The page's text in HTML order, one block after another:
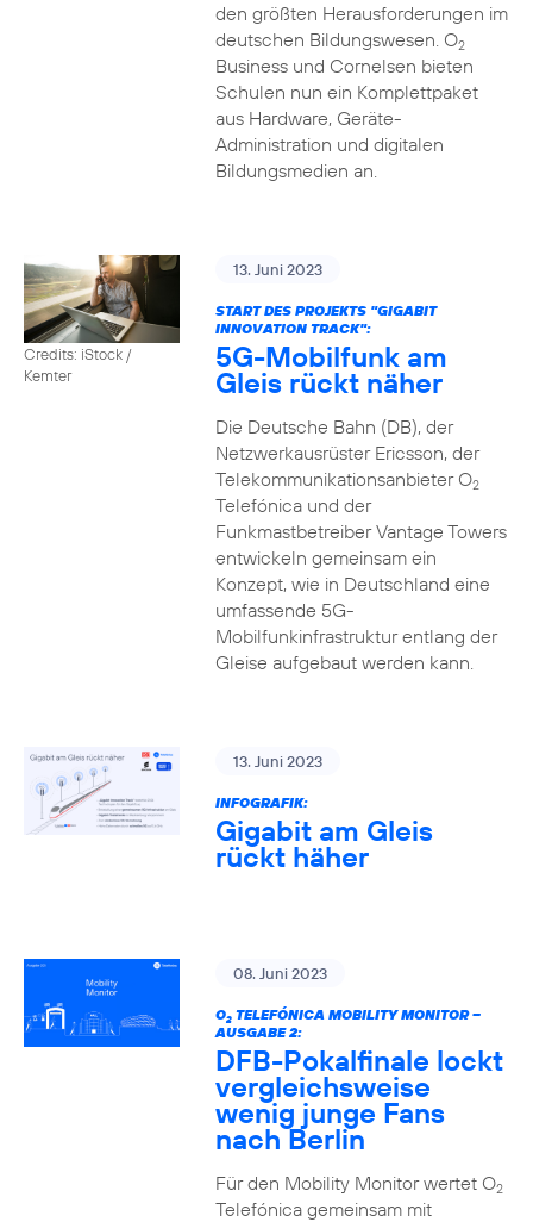
den größten Herausforderungen im
deutschen Bildungswesen. O2
Business und Cornelsen bieten
Schulen nun ein Komplettpaket
aus Hardware, Geräte-
Administration und digitalen
Bildungsmedien an.
Credits: iStock /
Kemter
13. Juni 2023
START DES PROJEKTS "GIGABIT
INNOVATION TRACK":
5G-Mobilfunk am
Gleis rückt näher
Die Deutsche Bahn (DB), der
Netzwerkausrüster Ericsson, der
Telekommunikationsanbieter O2
Telefónica und der
Funkmastbetreiber Vantage Towers
entwickeln gemeinsam ein
Konzept, wie in Deutschland eine
umfassende 5G-
Mobilfunkinfrastruktur entlang der
Gleise aufgebaut werden kann.
13. Juni 2023
INFOGRAFIK:
Gigabit am Gleis
rückt häher
08. Juni 2023
O2TELEFÓNICA MOBILITY MONITOR –
AUSGABE 2:
DFB-Pokalfinale lockt
vergleichsweise
wenig junge Fans
nach Berlin
Für den Mobility Monitor wertet O2
Telefónica gemeinsam mit